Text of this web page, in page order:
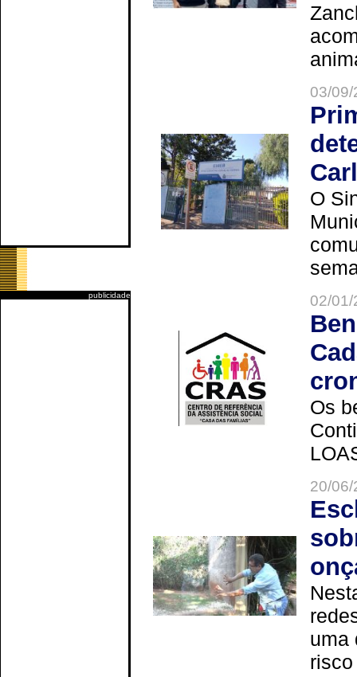
publicidade
03/
O
02/
Os
20/
uma